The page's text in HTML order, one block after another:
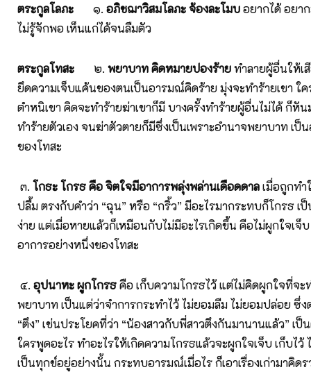
ตระกูลโลภะ ๑. อภิชฌาวิสมโลภะจ้องละโมบอยากได้ อยา
ไม่รู้จักพอ เห็นแก่ได้จนลืมตัว
ตระกูลโทสะ ๒. พยาบาท คิดหมายปองร้ายทำลายผู้อื่นให้เ
ยึดความเจ็บแค้นของตนเป็นอารมณ์คิดร้าย มุ่งจะทำร้ายเขา ใ
ตำหนิเขา คิดจะทำร้ายฆ่าเขาก็มี บางครั้งทำร้ายผู้อื่นไม่ได้ ก็หัน
ทำร้ายตัวเอง จนฆ่าตัวตายก็มีซึ่งเป็นเพราะอำนาจพยาบาท เป็
ของโทสะ
๓. โกธะ โกรธ คือ จิตใจมีอาการพลุ่งพล่านเดือดดาลเมื่อถูกทำ
ปลื้ม ตรงกับคำว่า “ฉุน” หรือ “กริ้ว” มีอะไรมากระทบก็โกรธ เ
ง่าย แต่เมื่อหายแล้วก็เหมือนกับไม่มีอะไรเกิดขึ้น คือไม่ผูกใจเจ็
อาการอย่างหนึ่งของโทสะ
๔. อุปนาหะ ผูกโกรธคือ เก็บความโกรธไว้ แต่ไม่คิดผูกใจที่จะ
พยาบาท เป็นแต่ว่าจำการกระทำไว้ ไม่ยอมลืม ไม่ยอมปล่อย ซึ่ง
“ตึง” เช่นประโยคที่ว่า “น้องสาวกับพี่สาวตึงกันมานานแล้ว” เป็
ใครพูดอะไร ทำอะไรให้เกิดความโกรธแล้วจะผูกใจเจ็บ เก็บไว้
เป็นทุกข์อยู่อย่างนั้น กระทบอารมณ์เมื่อไร ก็เอาเรื่องเก่ามาคิด